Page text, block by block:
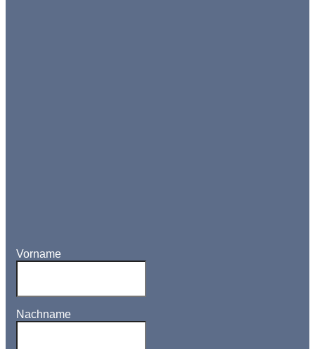
Vorname
Nachname